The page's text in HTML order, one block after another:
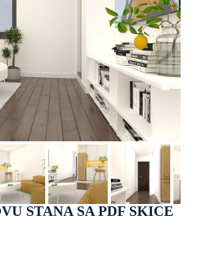
STANA SA PDF SKICE